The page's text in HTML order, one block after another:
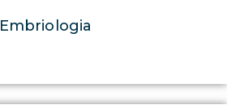
Embriologia